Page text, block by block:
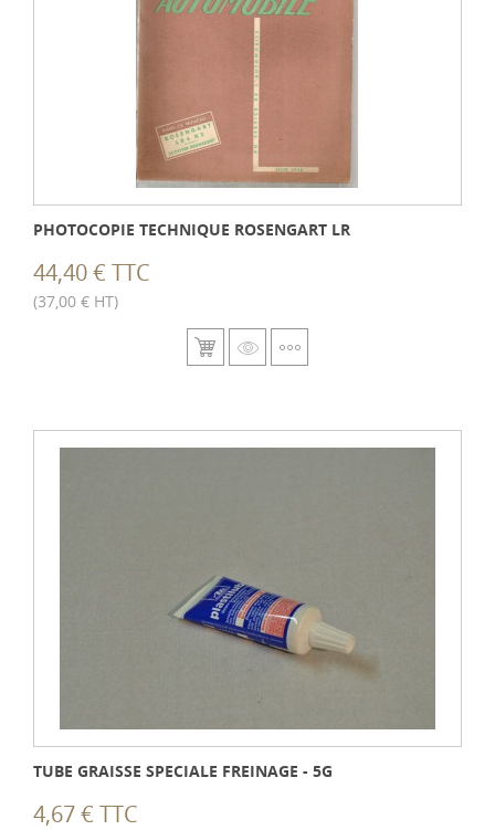
PHOTOCOPIE TECHNIQUE ROSENGART LR
44,40 € TTC
(37,00 € HT)
TUBE GRAISSE SPECIALE FREINAGE - 5G
4,67 € TTC